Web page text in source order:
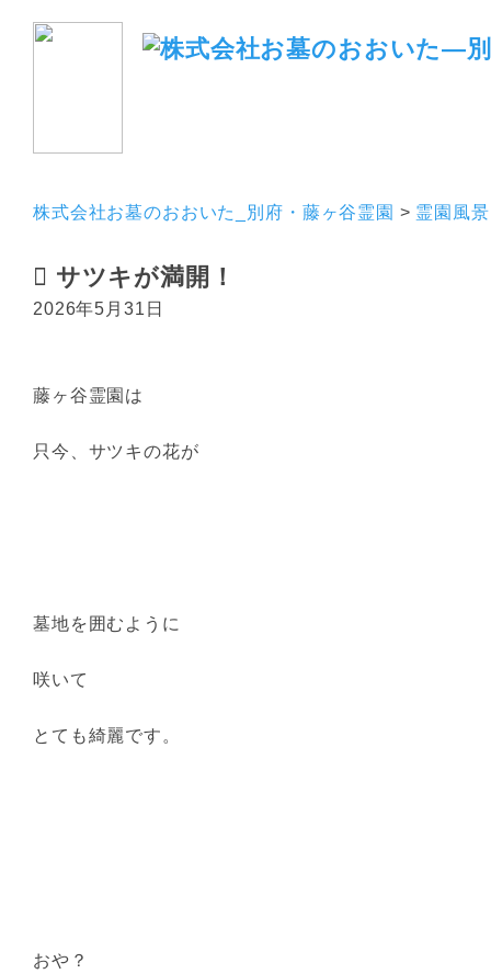
株式会社お墓のおおいた_別府・藤ヶ谷霊園 > 霊園風景
サツキが満開！
2026年5月31日
藤ヶ谷霊園は
只今、サツキの花が
墓地を囲むように
咲いて
とても綺麗です。
おや？